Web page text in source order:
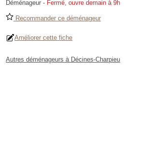
Déménageur - Fermé, ouvre demain à 9h
Recommander ce déménageur
Améliorer cette fiche
Autres déménageurs à Décines-Charpieu